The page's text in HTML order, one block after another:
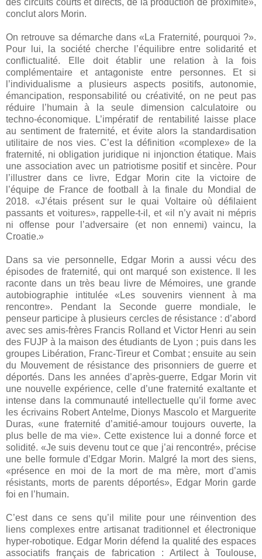
des circuits courts et directs, de la production de proximité»,
conclut alors Morin.
On retrouve sa démarche dans «La Fraternité, pourquoi ?».
Pour lui, la société cherche l’équilibre entre solidarité et
conflictualité. Elle doit établir une relation à la fois
complémentaire et antagoniste entre personnes. Et si
l’individualisme a plusieurs aspects positifs, autonomie,
émancipation, responsabilité ou créativité, on ne peut pas
réduire l’humain à la seule dimension calculatoire ou
techno-économique. L’impératif de rentabilité laisse place
au sentiment de fraternité, et évite alors la standardisation
utilitaire de nos vies. C’est la définition «complexe» de la
fraternité, ni obligation juridique ni injonction étatique. Mais
une association avec un patriotisme positif et sincère. Pour
l’illustrer dans ce livre, Edgar Morin cite la victoire de
l’équipe de France de football à la finale du Mondial de
2018. «J’étais présent sur le quai Voltaire où défilaient
passants et voitures», rappelle-t-il, et «il n’y avait ni mépris
ni offense pour l’adversaire (et non ennemi) vaincu, la
Croatie.»
Dans sa vie personnelle, Edgar Morin a aussi vécu des
épisodes de fraternité, qui ont marqué son existence. Il les
raconte dans un très beau livre de Mémoires, une grande
autobiographie intitulée «Les souvenirs viennent à ma
rencontre». Pendant la Seconde guerre mondiale, le
penseur participe à plusieurs cercles de résistance : d’abord
avec ses amis-frères Francis Rolland et Victor Henri au sein
des FUJP à la maison des étudiants de Lyon ; puis dans les
groupes Libération, Franc-Tireur et Combat ; ensuite au sein
du Mouvement de résistance des prisonniers de guerre et
déportés. Dans les années d’après-guerre, Edgar Morin vit
une nouvelle expérience, celle d’une fraternité exaltante et
intense dans la communauté intellectuelle qu’il forme avec
les écrivains Robert Antelme, Dionys Mascolo et Marguerite
Duras, «une fraternité d’amitié-amour toujours ouverte, la
plus belle de ma vie». Cette existence lui a donné force et
solidité. «Je suis devenu tout ce que j’ai rencontré», précise
une belle formule d’Edgar Morin. Malgré la mort des siens,
«présence en moi de la mort de ma mère, mort d’amis
résistants, morts de parents déportés», Edgar Morin garde
foi en l’humain.
C’est dans ce sens qu’il milite pour une réinvention des
liens complexes entre artisanat traditionnel et électronique
hyper-robotique. Edgar Morin défend la qualité des espaces
associatifs français de fabrication : Artilect à Toulouse,